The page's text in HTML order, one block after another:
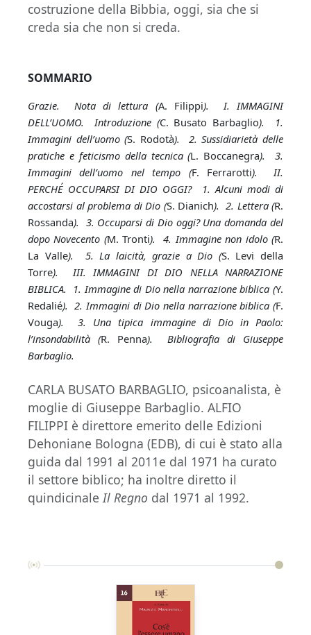
costruzione della Bibbia, oggi, sia che si
creda sia che non si creda.
SOMMARIO
Grazie. Nota di lettura (A. Filippi). I. IMMAGINI
DELL’UOMO. Introduzione (C. Busato Barbaglio). 1.
Immagini dell’uomo (S. Rodotà). 2. Sussidiarietà delle
pratiche e feticismo della tecnica (L. Boccanegra). 3.
Immagini dell’uomo nel tempo (F. Ferrarotti). II.
PERCHÉ OCCUPARSI DI DIO OGGI? 1. Alcuni modi di
accostarsi al problema di Dio (S. Dianich). 2. Lettera (R.
Rossanda). 3. Occuparsi di Dio oggi? Una domanda del
dopo Novecento (M. Tronti). 4. Immagine non idolo (R.
La Valle). 5. La laicità, grazie a Dio (S. Levi della
Torre). III. IMMAGINI DI DIO NELLA NARRAZIONE
BIBLICA. 1. Immagine di Dio nella narrazione biblica (Y.
Redalié). 2. Immagini di Dio nella narrazione biblica (F.
Vouga). 3. Una tipica immagine di Dio in Paolo:
l’insondabilità (R. Penna). Bibliografia di Giuseppe
Barbaglio.
CARLA BUSATO BARBAGLIO, psicoanalista, è
moglie di Giuseppe Barbaglio. ALFIO
FILIPPI è direttore emerito delle Edizioni
Dehoniane Bologna (EDB), di cui è stato alla
guida dal 1991 al 2011e dal 1971 ha curato
il settore biblico; ha inoltre diretto il
quindicinaleIl Regno dal 1971 al 1992.